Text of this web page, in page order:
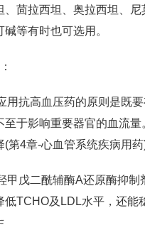
、茴拉西坦、奥拉西坦、尼
等有时也可选用。
用抗高血压药的原则是既要
至于影响重要器官的血流量
第4章-心血管系统疾病用药)
甲戊二酰辅酶A还原酶抑制
低TCHO及LDL水平，还能